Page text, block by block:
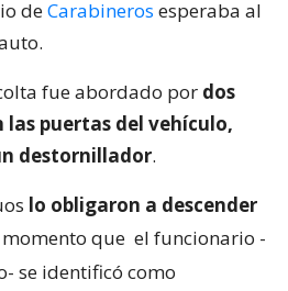
deCarabineros esperaba al
fue abordado por dos
puertas del vehículo,
destornillador.
lo obligaron a descender
momento que el funcionario -
se identificó como